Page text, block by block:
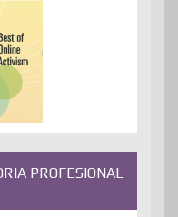
PROFESIONAL